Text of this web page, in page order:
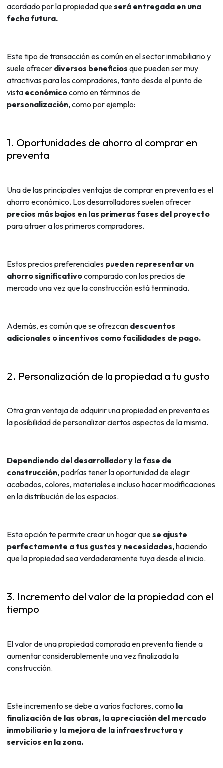
acordado por la propiedad queserá entregada en una
fecha futura.
Este tipo de transacción es común en el sector inmobiliario y
suele ofrecer diversos beneficios que pueden ser muy
atractivas para los compradores, tanto desde el punto de
vista económicocomo en términos de
personalización,como por ejemplo:
1. Oportunidades de ahorro al comprar en
preventa
Una de las principales ventajas de comprar en preventa es el
ahorro económico. Los desarrolladores suelen ofrecer
precios más bajos en las primeras fases del proyecto
para atraer a los primeros compradores.
Estos precios preferenciales pueden representar un
ahorro significativocomparado con los precios de
mercado una vez que la construcción está terminada.
Además, es común que se ofrezcan descuentos
adicionales o incentivos como facilidades de pago.
2. Personalización de la propiedad a tu gusto
Otra gran ventaja de adquirir una propiedad en preventa es
la posibilidad de personalizar ciertos aspectos de la misma.
Dependiendo del desarrollador y la fase de
construcción,podrías tener la oportunidad de elegir
acabados, colores, materiales e incluso hacer modificaciones
en la distribución de los espacios.
Esta opción te permite crear un hogar quese ajuste
perfectamente a tus gustos y necesidades,haciendo
que la propiedad sea verdaderamente tuya desde el inicio.
3. Incremento del valor de la propiedad con el
tiempo
El valor de una propiedad comprada en preventa tiende a
aumentar considerablemente una vez finalizada la
construcción.
Este incremento se debe a varios factores, como la
finalización de las obras, la apreciación del mercado
inmobiliario y la mejora de la infraestructura y
servicios en la zona.